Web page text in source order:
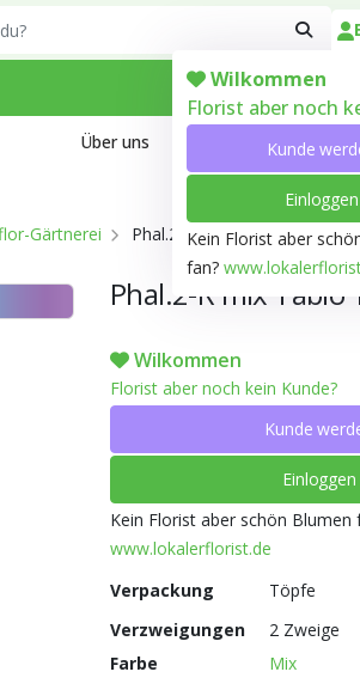
Wilkommen
Florist aber noch
Kunde
Einloggen
Kein Florist aber
fan?
Über uns Arbeiten bei
Gärtnerei Phal.2-R mix Tablo T12 H040
Phal.2-R mix Tablo
Wilkommen
Florist aber noch kein Kunde?
Kunde
Einloggen
Kein Florist aber schön Blumen
www.lokalerflorist.de
Verpackung
Töpfe
Verzweigungen
2 Zweige
Farbe
Mix